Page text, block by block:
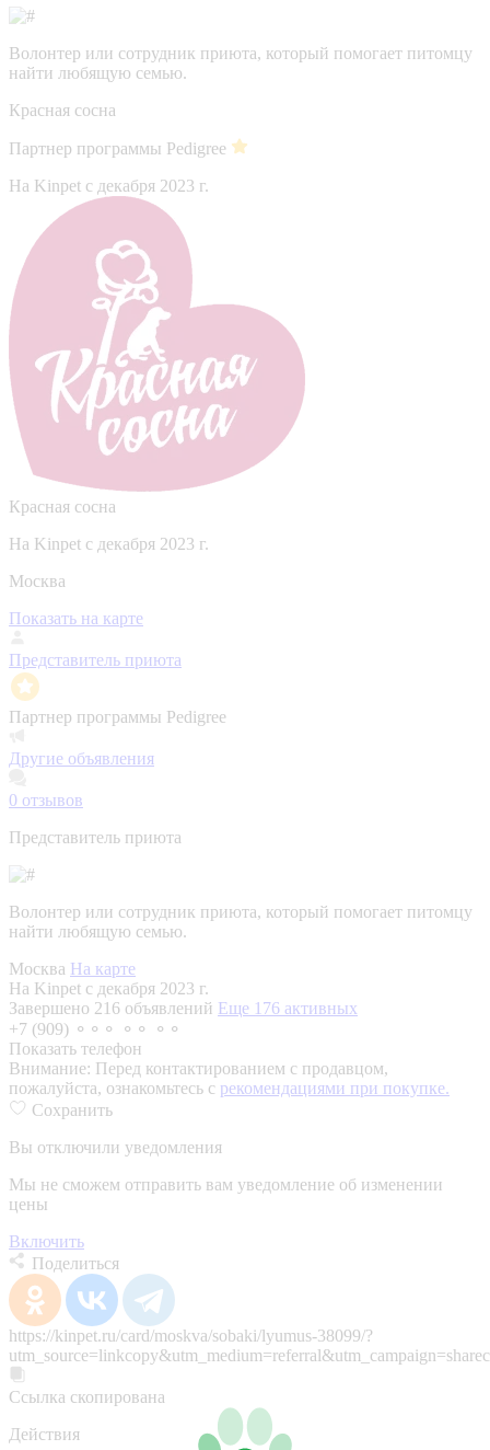
Волонтер или сотрудник приюта, который помогает питомцу
найти любящую семью.
Красная сосна
Партнер программы Pedigree
На Kinpet c декабря 2023 г.
Красная сосна
На Kinpet c декабря 2023 г.
Москва
Показать на карте
Представитель приюта
Партнер программы Pedigree
Другие объявления
0 отзывов
Представитель приюта
Волонтер или сотрудник приюта, который помогает питомцу
найти любящую семью.
Москва На карте
На Kinpet c декабря 2023 г.
Завершено 216 объявлений Еще 176 активных
+7 (909) ⚬⚬⚬ ⚬⚬ ⚬⚬
Показать телефон
Внимание: Перед контактированием с продавцом,
пожалуйста, ознакомьтесь с рекомендациями при покупке.
Сохранить
Вы отключили уведомления
Мы не сможем отправить вам уведомление об изменении
цены
Включить
Поделиться
https://kinpet.ru/card/moskva/sobaki/lyumus-38099/?
Ссылка скопирована
Действия